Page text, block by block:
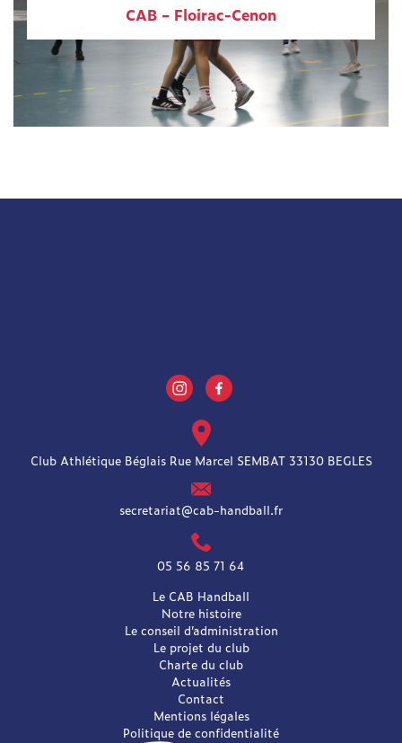
CAB – Floirac-Cenon
Club Athlétique Béglais Rue Marcel SEMBAT 33130 BEGLES
secretariat@cab-handball.fr
05 56 85 71 64
Le CAB Handball
Notre histoire
Le conseil d’administration
Le projet du club
Charte du club
Actualités
Contact
Mentions légales
Politique de confidentialité